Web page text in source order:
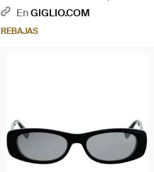
Motivo Jacquard Ff All-Over - Azul
EnGIGLIO.COM
REBAJAS